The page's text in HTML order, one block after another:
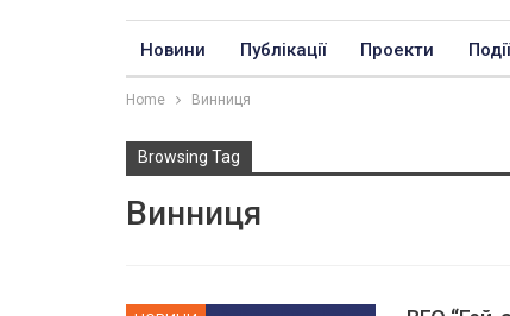
Новини Публікації Проекти Події
Home Винниця
Browsing Tag
Винниця